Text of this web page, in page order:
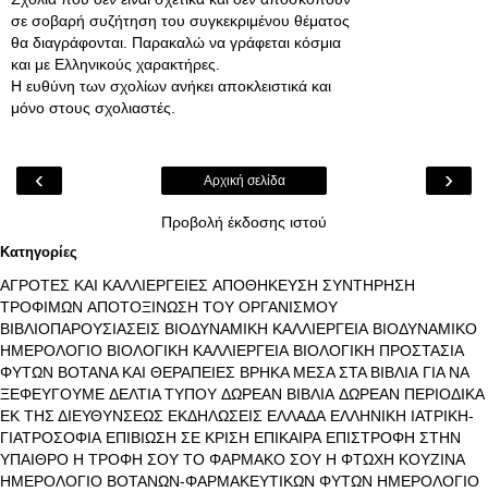
σε σοβαρή συζήτηση του συγκεκριμένου θέματος
θα διαγράφονται. Παρακαλώ να γράφεται κόσμια
και με Ελληνικούς χαρακτήρες.
Η ευθύνη των σχολίων ανήκει αποκλειστικά και
μόνο στους σχολιαστές.
‹ ›
Αρχική σελίδα
Προβολή έκδοσης ιστού
Κατηγορίες
ΑΓΡΟΤΕΣ ΚΑΙ ΚΑΛΛΙΕΡΓΕΙΕΣ ΑΠΟΘΗΚΕΥΣΗ ΣΥΝΤΗΡΗΣΗ
ΤΡΟΦΙΜΩΝ ΑΠΟΤΟΞΙΝΩΣΗ ΤΟΥ ΟΡΓΑΝΙΣΜΟΥ
ΒΙΒΛΙΟΠΑΡΟΥΣΙΑΣΕΙΣ ΒΙΟΔΥΝΑΜΙΚΗ ΚΑΛΛΙΕΡΓΕΙΑ ΒΙΟΔΥΝΑΜΙΚΟ
ΗΜΕΡΟΛΟΓΙΟ ΒΙΟΛΟΓΙΚΗ ΚΑΛΛΙΕΡΓΕΙΑ ΒΙΟΛΟΓΙΚΗ ΠΡΟΣΤΑΣΙΑ
ΦΥΤΩΝ ΒΟΤΑΝΑ ΚΑΙ ΘΕΡΑΠΕΙΕΣ ΒΡΗΚΑ ΜΕΣΑ ΣΤΑ ΒΙΒΛΙΑ ΓΙΑ ΝΑ
ΞΕΦΕΥΓΟΥΜΕ ΔΕΛΤΙΑ ΤΥΠΟΥ ΔΩΡΕΑΝ ΒΙΒΛΙΑ ΔΩΡΕΑΝ ΠΕΡΙΟΔΙΚΑ
ΕΚ ΤΗΣ ΔΙΕΥΘΥΝΣΕΩΣ ΕΚΔΗΛΩΣΕΙΣ ΕΛΛΑΔΑ ΕΛΛΗΝΙΚΗ ΙΑΤΡΙΚΗ-
ΓΙΑΤΡΟΣΟΦΙΑ ΕΠΙΒΙΩΣΗ ΣΕ ΚΡΙΣΗ ΕΠΙΚΑΙΡΑ ΕΠΙΣΤΡΟΦΗ ΣΤΗΝ
ΥΠΑΙΘΡΟ Η ΤΡΟΦΗ ΣΟΥ ΤΟ ΦΑΡΜΑΚΟ ΣΟΥ Η ΦΤΩΧΗ ΚΟΥΖΙΝΑ
ΗΜΕΡΟΛΟΓΙΟ ΒΟΤΑΝΩΝ-ΦΑΡΜΑΚΕΥΤΙΚΩΝ ΦΥΤΩΝ ΗΜΕΡΟΛΟΓΙΟ